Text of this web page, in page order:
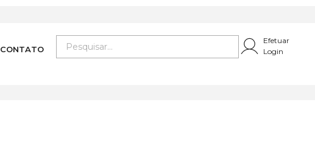
CONTATO
Efetuar
Login